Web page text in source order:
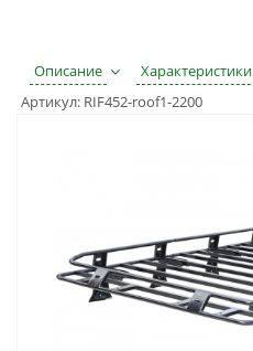
Описание
Характеристики
Артикул: RIF452-roof1-2200